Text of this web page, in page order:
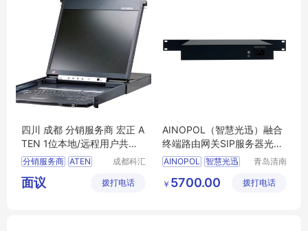
四川 成都 分销服务商 宏正 A
TEN 1位本地/远程用户共享
访问16端口Cat 5双滑轨LCD
KVM over IP切换器远程电脑
管理方案 KL1516Ai
分销服务商 ATEN
1位本地
远程用户共享访问
成都科汇
公司
面议 拨打电话
AINOPOL（智慧光迅）融合
终端路由网关SIP服务器光猫
管理数据自动注册批量下发T
R069不限带机量AC集中管理
ZH-AC200R
AINOPOL 智慧光迅
SIP服务器
青岛清南
公司
￥ 5700.00 拨打电话